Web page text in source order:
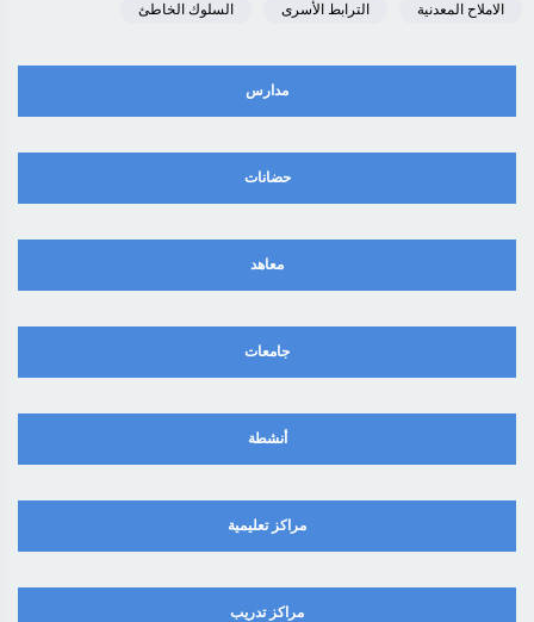
الاملاح المعدنية الترابط الأسرى السلوك الخاطئ
مدارس
حضانات
معاهد
جامعات
أنشطة
مراكز تعليمية
مراكز تدريب